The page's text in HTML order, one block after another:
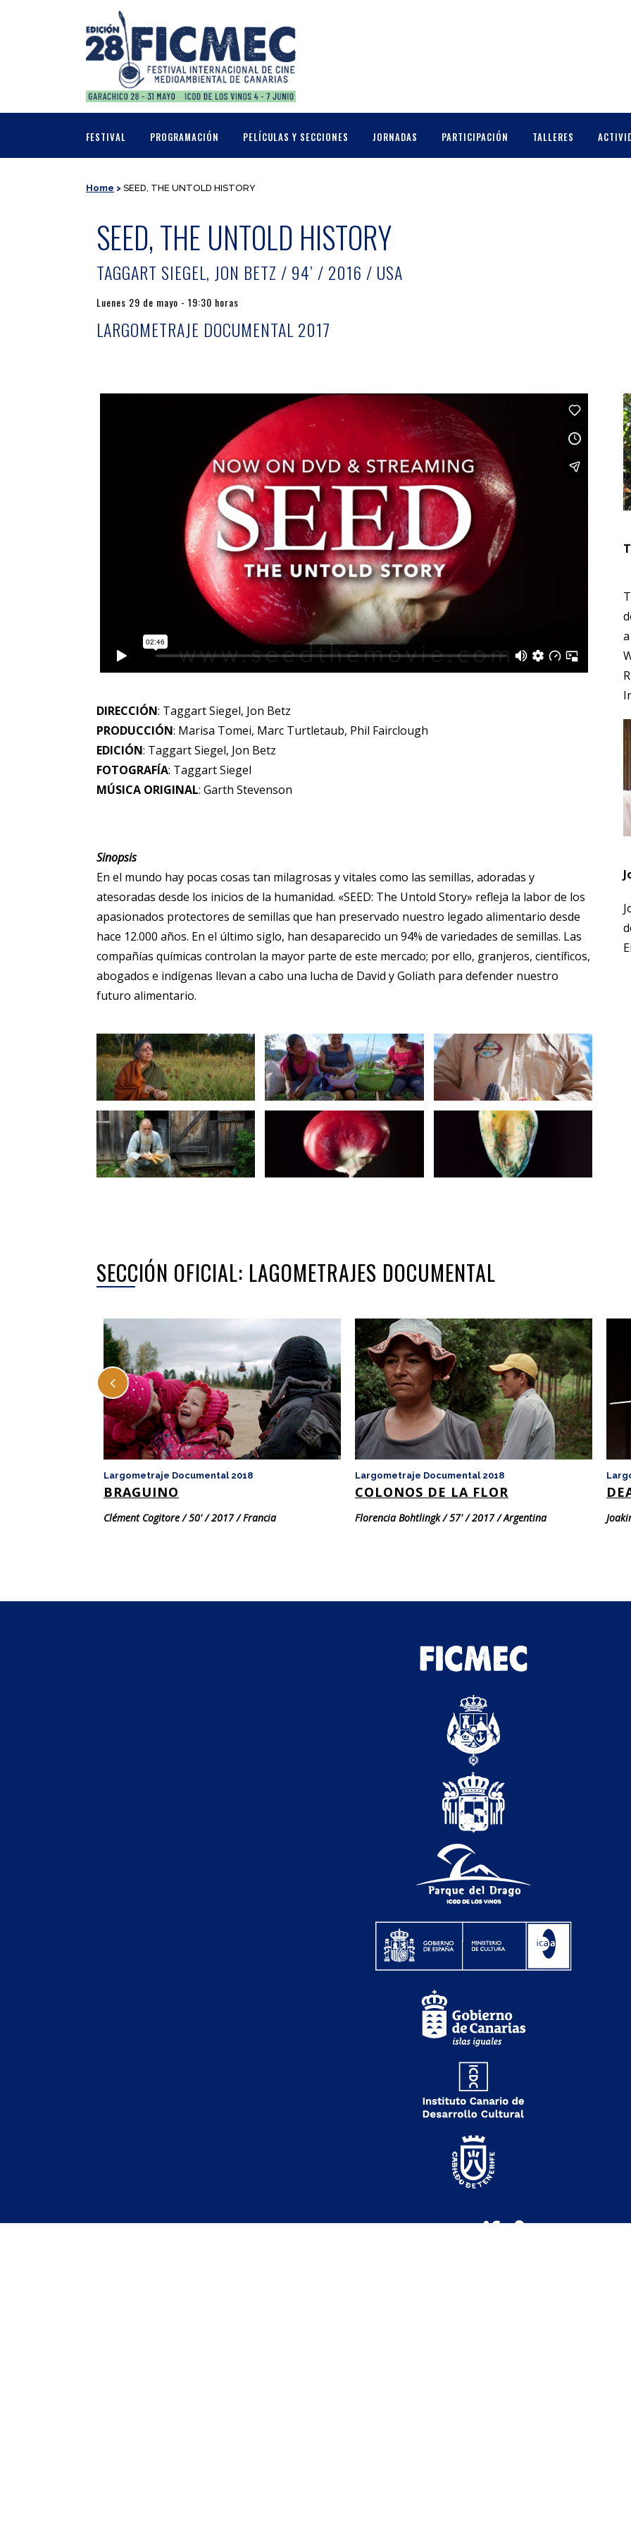
FESTIVAL PROGRAMACIÓN PELÍCULAS Y SECCIONES JORNADAS PARTICIPACIÓN TALLERES
Home > SEED, THE UNTOLD HISTORY
SEED, THE UNTOLD HISTORY
TAGGART SIEGEL, JON BETZ / 94’ / 2016 / USA
Luenes 29 de mayo - 19:30 horas
LARGOMETRAJE DOCUMENTAL 2017
DIRECCIÓN: Taggart Siegel, Jon Betz
PRODUCCIÓN: Marisa Tomei, Marc Turtletaub, Phil Fairclough
EDICIÓN: Taggart Siegel, Jon Betz
FOTOGRAFÍA: Taggart Siegel
MÚSICA ORIGINAL: Garth Stevenson
Sinopsis
En el mundo hay pocas cosas tan milagrosas y vitales como las semillas, adoradas y
atesoradas desde los inicios de la humanidad. «SEED: The Untold Story» refleja la labor de los
apasionados protectores de semillas que han preservado nuestro legado alimentario desde
hace 12.000 años. En el último siglo, han desaparecido un 94% de variedades de semillas. Las
compañías químicas controlan la mayor parte de este mercado; por ello, granjeros, científicos,
abogados e indígenas llevan a cabo una lucha de David y Goliath para defender nuestro
futuro alimentario.
SECCIÓN OFICIAL: LAGOMETRAJES DOCUMENTAL
Largometraje Documental 2018
BRAGUINO
Clément Cogitore / 50' / 2017 / Francia
Largometraje Documental 2018
COLONOS DE LA FLOR
Florencia Bohtlingk / 57' / 2017 / Argentina